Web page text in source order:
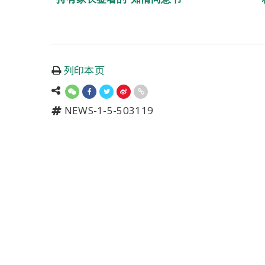
列印本页
NEWS-1-5-503119